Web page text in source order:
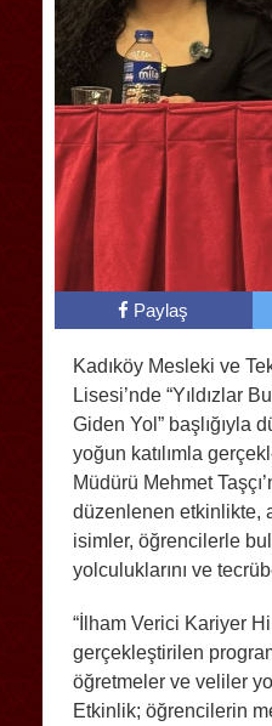
Paylaş
Kadıköy Mesleki ve
Lisesi’nde “Yıldızlar
Giden Yol” başlığıyla
yoğun katılımla
Müdürü Mehmet
düzenlenen etkinlikte,
isimler, öğrencilerle
yolculuklarını ve
“İlham Verici Kariyer
gerçekleştirilen
öğretmeler ve veliler
Etkinlik; öğrencilerin